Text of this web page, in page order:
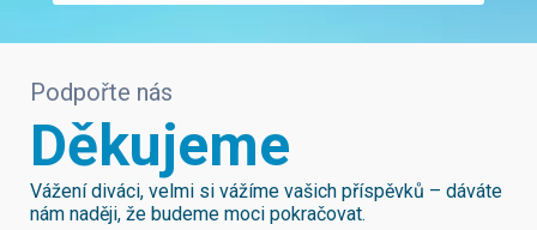
Podpořte nás
Děkujeme
Vážení diváci, velmi si vážíme vašich příspěvků – dáváte
nám naději, že budeme moci pokračovat.